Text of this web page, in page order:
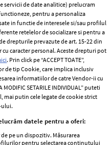
Termeni si conditii
Politica de
confidențialitate
Politica de cookies
Publicitate
femei
Viva
servicii de date analitice) prelucram
pentru a personaliza
in functie de interesele si/sau profilul
retelelor de socializare si pentru a
drepturile prevazute de art. 15-22 din
cu caracter personal. Aceste drepturi pot
. Prin click pe “ACCEPT TOATE”,
de tip Cookie, care implica inclusiv
informatiilor de catre Vendor-ii cu
SETARILE INDIVIDUAL” puteti
putin cele legate de cookie strict
ului.
datele pentru a oferi:
pe un dispozitiv. Măsurarea
pentru selectarea conținutului